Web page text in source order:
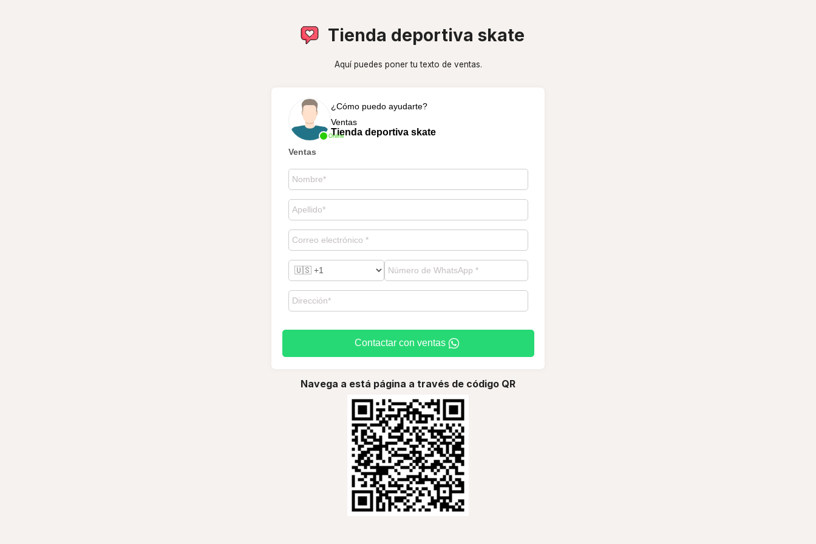
Tienda deportiva skate
Aquí puedes poner tu texto de ventas.
Online
¿Cómo puedo ayudarte?
Ventas
Tienda deportiva skate
Ventas
Contactar con ventas
Navega a está página a través de código QR